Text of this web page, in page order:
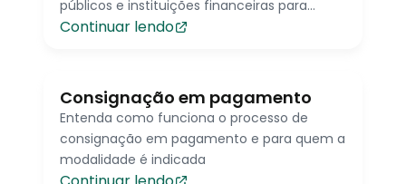
públicos e instituições financeiras para
oferecer crédito aos funcionários, servidores
Continuar lendo
Consignação em pagamento
Entenda como funciona o processo de
consignação em pagamento e para quem a
modalidade é indicada